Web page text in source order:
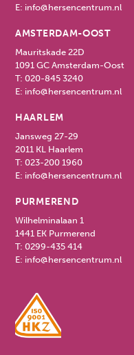
E: info@hersencentrum.nl
AMSTERDAM-OOST
Mauritskade 22D
1091 GC Amsterdam-Oost
T:020-845 3240
E: info@hersencentrum.nl
HAARLEM
Jansweg 27-29
2011 KL Haarlem
T:023-200 1960
E: info@hersencentrum.nl
PURMEREND
Wilhelminalaan 1
1441 EK Purmerend
T:0299-435 414
E: info@hersencentrum.nl